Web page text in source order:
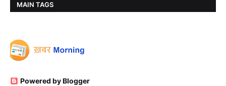
MAIN TAGS
Powered by Blogger